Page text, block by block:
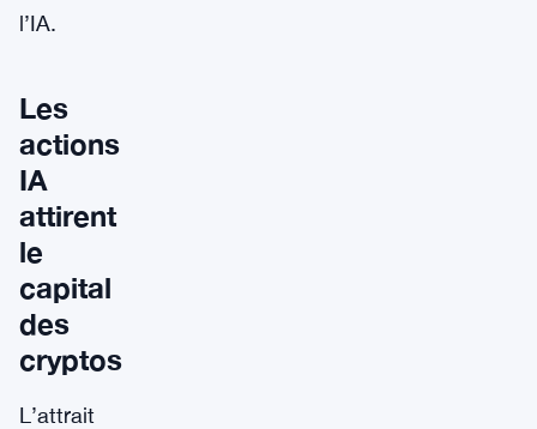
l’IA.
Les
actions
IA
attirent
le
capital
des
cryptos
L’attrait